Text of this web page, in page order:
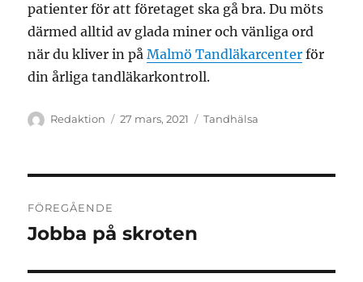
patienter för att företaget ska gå bra. Du möts
därmed alltid av glada miner och vänliga ord
när du kliver in påMalmö Tandläkarcenter för
din årliga tandläkarkontroll.
Författare
Redaktion
Publicerat
27 mars, 2021 Kategorier
Tandhälsa
FÖREGÅENDE
Föregående
Jobba på skroten